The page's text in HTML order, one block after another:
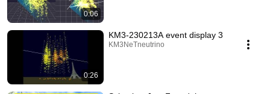
0:06
0:26
KM3-230213A event display 3
KM3NeTneutrino